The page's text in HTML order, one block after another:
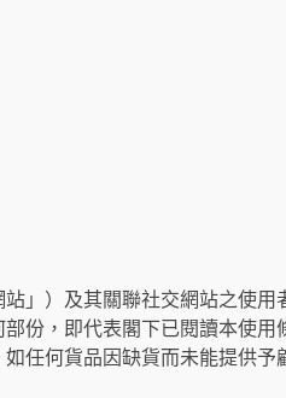
」）及其關聯社交網站之使用
份，即代表閣下已閱讀本使用
任何貨品因缺貨而未能提供予